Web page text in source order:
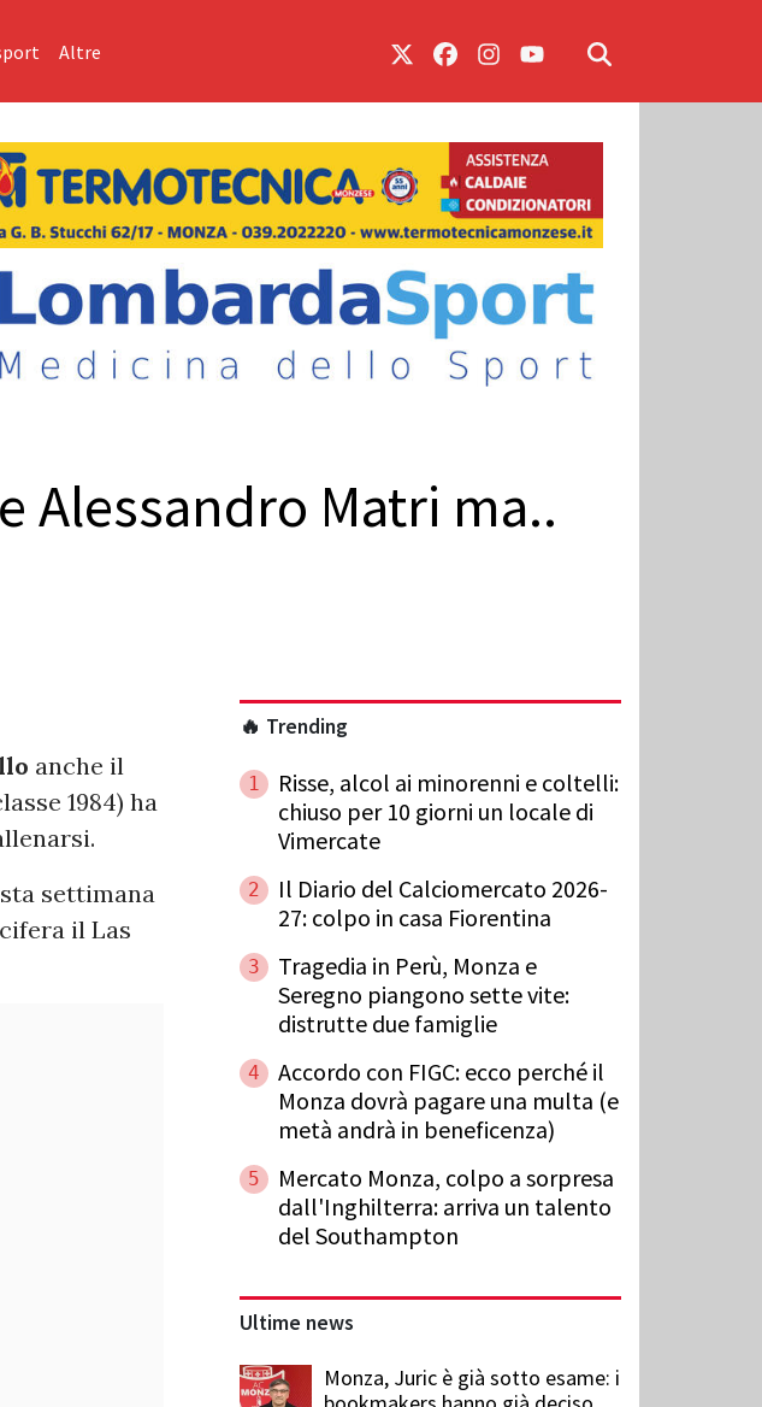
Altre
Alessandro Matri ma..
anche il
1984) ha
settimana
il Las
🔥 Trending
1
Risse, alcol ai minorenni e coltelli:
chiuso per 10 giorni un locale di
Vimercate
2
Il Diario del Calciomercato 2026-
27: colpo in casa Fiorentina
3
Tragedia in Perù, Monza e
Seregno piangono sette vite:
distrutte due famiglie
4
Accordo con FIGC: ecco perché il
Monza dovrà pagare una multa (e
metà andrà in beneficenza)
5
Mercato Monza, colpo a sorpresa
dall'Inghilterra: arriva un talento
del Southampton
Ultime news
Monza, Juric è già sotto esame: i